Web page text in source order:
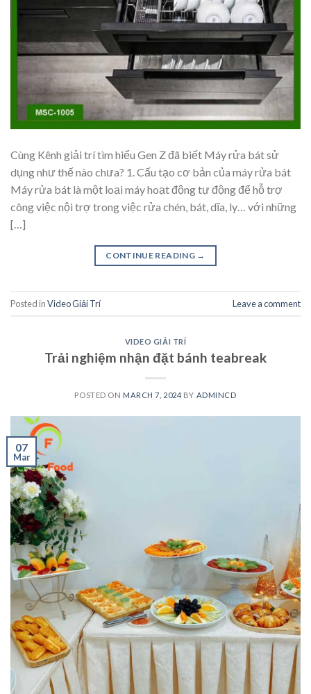
Cùng Kênh giải trí tìm hiểu Gen Z đã biết Máy rửa bát sử
dụng như thế nào chưa? 1. Cấu tạo cơ bản của máy rửa bát
Máy rửa bát là một loại máy hoạt động tự động để hỗ trợ
công việc nội trợ trong việc rửa chén, bát, dĩa, ly… với những
[…]
CONTINUE READING →
Posted inVideo Giải Trí Leave a comment
VIDEO GIẢI TRÍ
Trải nghiệm nhận đặt bánh teabreak
POSTED ON MARCH 7, 2024 BY ADMINCD
07
Mar